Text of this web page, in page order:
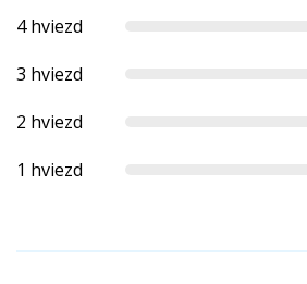
4 hviezd
3 hviezd
2 hviezd
1 hviezd